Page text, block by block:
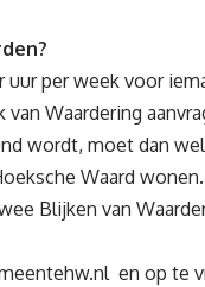
uur per week voor
Waardering
wordt, moet dan
Waard
Blijken van
en op te